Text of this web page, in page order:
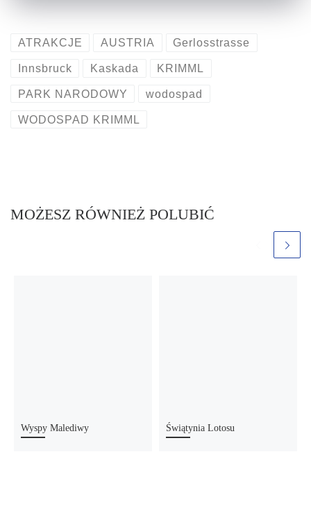
ATRAKCJE AUSTRIA Gerlosstrasse
Innsbruck Kaskada KRIMML
PARK NARODOWY wodospad
WODOSPAD KRIMML
MOŻESZ RÓWNIEŻ POLUBIĆ
Wyspy Malediwy Świątynia Lotosu